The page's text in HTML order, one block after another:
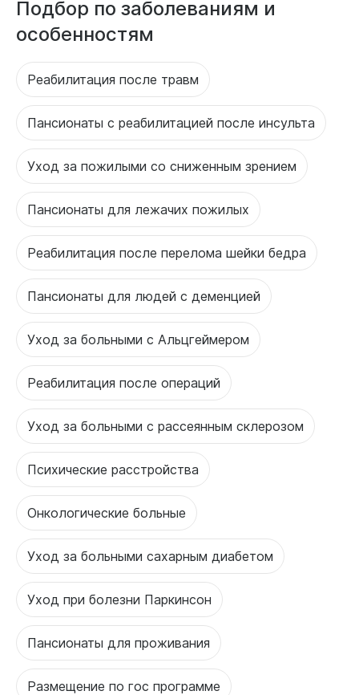
Подбор по заболеваниям и
особенностям
Реабилитация после травм
Пансионаты с реабилитацией после инсульта
Уход за пожилыми со сниженным зрением
Пансионаты для лежачих пожилых
Реабилитация после перелома шейки бедра
Пансионаты для людей с деменцией
Уход за больными с Альцгеймером
Реабилитация после операций
Уход за больными с рассеянным склерозом
Психические расстройства
Онкологические больные
Уход за больными сахарным диабетом
Уход при болезни Паркинсон
Пансионаты для проживания
Размещение по гос программе